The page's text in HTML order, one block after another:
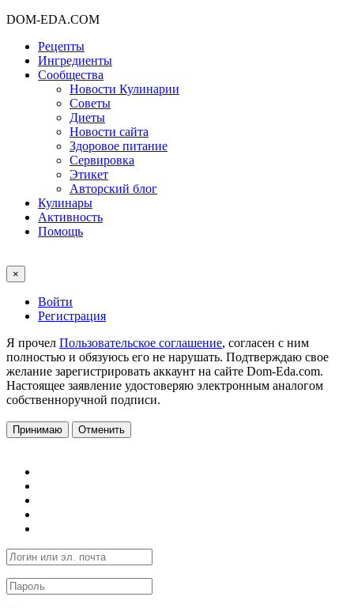
DOM-EDA.COM
Рецепты
Ингредиенты
Сообщества
Новости Кулинарии
Советы
Диеты
Новости сайта
Здоровое питание
Сервировка
Этикет
Авторский блог
Кулинары
Активность
Помощь
×
Войти
Регистрация
Я прочел Пользовательское соглашение, согласен с ним
полностью и обязуюсь его не нарушать. Подтверждаю свое
желание зарегистрировать аккаунт на сайте Dom-Eda.com.
Настоящее заявление удостоверяю электронным аналогом
собственноручной подписи.
Принимаю Отменить